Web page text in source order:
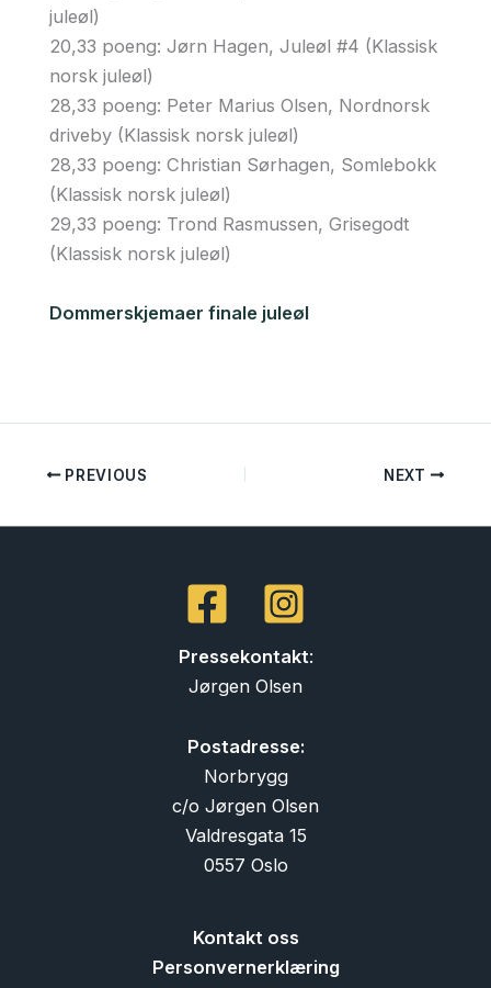
juleøl)
20,33 poeng: Jørn Hagen, Juleøl #4 (Klassisk
norsk juleøl)
28,33 poeng: Peter Marius Olsen, Nordnorsk
driveby (Klassisk norsk juleøl)
28,33 poeng: Christian Sørhagen, Somlebokk
(Klassisk norsk juleøl)
29,33 poeng: Trond Rasmussen, Grisegodt
(Klassisk norsk juleøl)
Dommerskjemaer finale juleøl
PREVIOUS NEXT
Pressekontakt:
Jørgen Olsen
Postadresse:
Norbrygg
c/o Jørgen Olsen
Valdresgata 15
0557 Oslo
Kontakt oss
Personvernerklæring